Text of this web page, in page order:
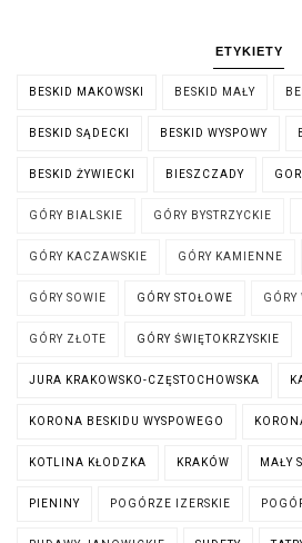
ETYKIETY
BESKID MAKOWSKI BESKID MAŁY
BESKID SĄDECKI BESKID WYSPOWY
BESKID ŻYWIECKI BIESZCZADY
GÓRY BIALSKIE GÓRY BYSTRZYCKIE
GÓRY KACZAWSKIE GÓRY KAMIENNE
GÓRY SOWIE GÓRY STOŁOWE GÓRY
GÓRY ZŁOTE GÓRY ŚWIĘTOKRZYSKIE
JURA KRAKOWSKO-CZĘSTOCHOWSKA
KORONA BESKIDU WYSPOWEGO
KOTLINA KŁODZKA KRAKÓW MAŁY
PIENINY POGÓRZE IZERSKIE